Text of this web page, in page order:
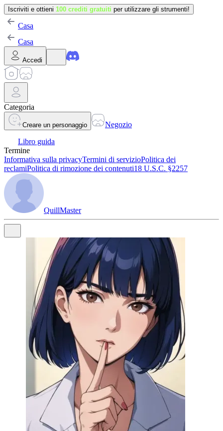
Iscriviti e ottieni 100 crediti gratuiti per utilizzare gli strumenti!
Casa
Casa
Accedi
Categoria
Creare un personaggio
Negozio
Libro guida
Termine
Informativa sulla privacyTermini di servizioPolitica dei
reclamiPolitica di rimozione dei contenuti18 U.S.C. §2257
QuillMaster